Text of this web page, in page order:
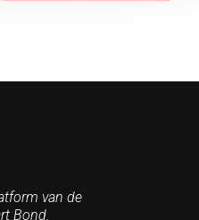
van de
Bond.